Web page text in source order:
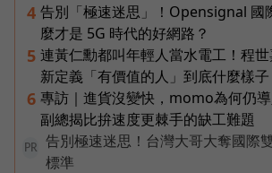
4 告別「極速迷思」！Opensignal 國
麼才是 5G 時代的好網路？
5 連黃仁勳都叫年輕人當水電工！程
新定義「有價值的人」到底什麼樣子
6 專訪｜進貨沒變快，momo為何仍
副總揭比拚速度更棘手的缺工難題
PR
告別極速迷思！台灣大哥大奪國際
標準